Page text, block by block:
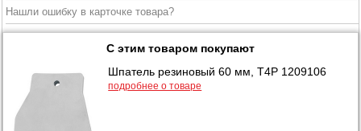
Нашли ошибку в карточке товара?
С этим товаром покупают
Шпатель резиновый 60 мм, T4P 1209106
подробнее о товаре